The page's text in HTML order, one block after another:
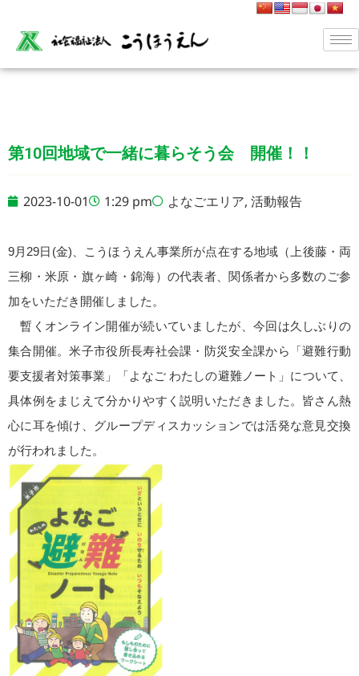
第10回地域で一緒に暮らそう会 開催！！
2023-10-01 1:29 pm よなごエリア, 活動報告
9月29日(金)、こうほうえん事業所が点在する地域（上後藤・両
三柳・米原・旗ヶ崎・錦海）の代表者、関係者から多数のご参
加をいただき開催しました。
暫くオンライン開催が続いていましたが、今回は久しぶりの
集合開催。米子市役所長寿社会課・防災安全課から「避難行動
要支援者対策事業」「よなご わたしの避難ノート」について、
具体例をまじえて分かりやすく説明いただきました。皆さん熱
心に耳を傾け、グループディスカッションでは活発な意見交換
が行われました。